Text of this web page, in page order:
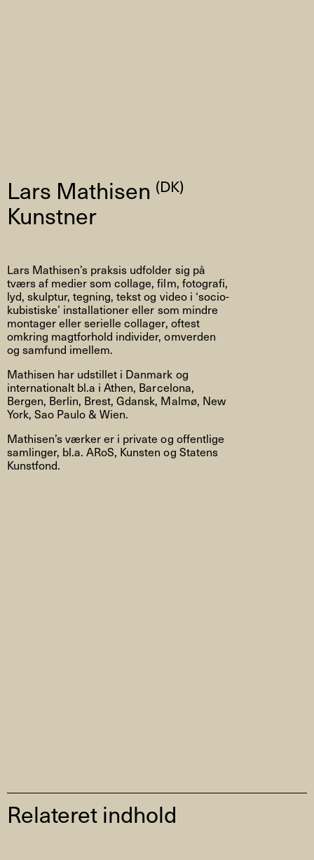
Lars Mathisen (DK)
Kunstner
Lars Mathisen’s praksis udfolder sig på
tværs af medier som collage, film, fotografi,
lyd, skulptur, tegning, tekst og video i ‘socio-
kubistiske’ installationer eller som mindre
montager eller serielle collager, oftest
omkring magtforhold individer, omverden
og samfund imellem.
Mathisen har udstillet i Danmark og
internationalt bl.a i Athen, Barcelona,
Bergen, Berlin, Brest, Gdansk, Malmø, New
York, Sao Paulo & Wien.
Mathisen’s værker er i private og offentlige
samlinger, bl.a. ARoS, Kunsten og Statens
Kunstfond.
Relateret indhold